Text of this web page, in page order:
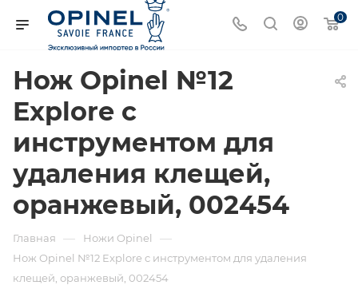
0
Нож Opinel №12
Explore c
инструментом для
удаления клещей,
оранжевый, 002454
Главная — Ножи Opinel —
Нож Opinel №12 Explore c инструментом для удаления
клещей, оранжевый, 002454